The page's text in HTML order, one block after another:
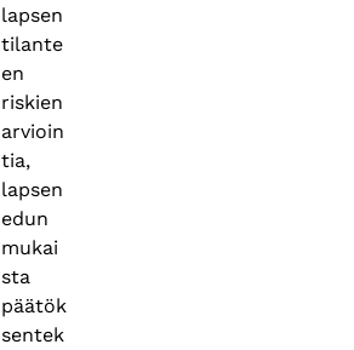
lapsen
tilante
en
riskien
arvioin
tia,
lapsen
edun
mukai
sta
päätök
sentek